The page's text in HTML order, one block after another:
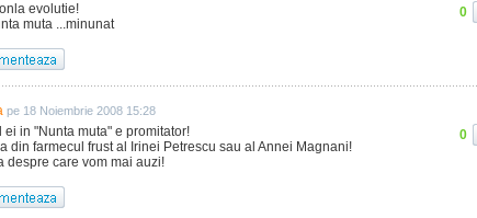
evolutie!
muta ...minunat
0
pe 18 Noiembrie 2008 15:28
ei in "Nunta muta" e promitator!
din farmecul frust al Irinei Petrescu sau al Annei Magnani!
despre care vom mai auzi!
0